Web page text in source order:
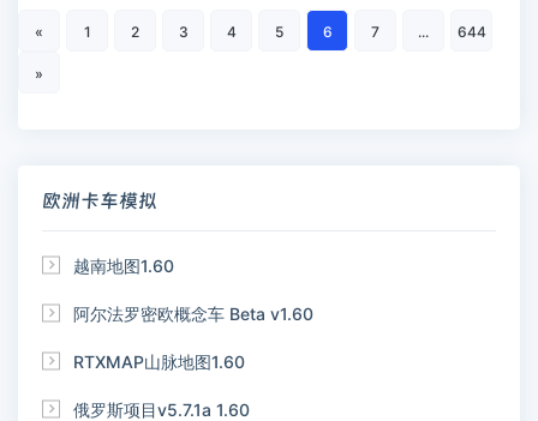
« 1 2 3 4 5 6 7 ... 644
»
欧洲卡车模拟
 越南地图1.60
 阿尔法罗密欧概念车 Beta v1.60
 RTXMAP山脉地图1.60
 俄罗斯项目v5.7.1a 1.60